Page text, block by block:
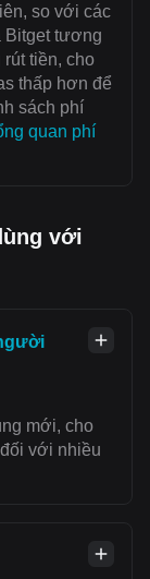
so với các
Bitget tương
tiền, cho
thấp hơn để
sách phí
quan phí
với
mới, cho
với nhiều